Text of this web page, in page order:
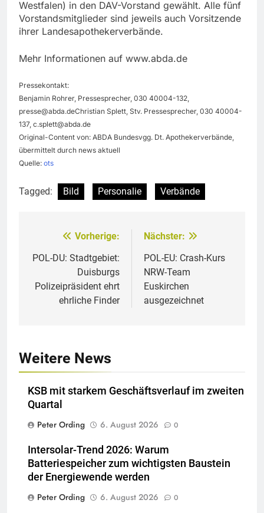
Westfalen) in den DAV-Vorstand gewählt. Alle fünf
Vorstandsmitglieder sind jeweils auch Vorsitzende
ihrer Landesapothekerverbände.
Mehr Informationen auf www.abda.de
Pressekontakt:
Benjamin Rohrer, Pressesprecher, 030 40004-132,
presse@abda.deChristian Splett, Stv. Pressesprecher, 030 40004-
137, c.splett@abda.de
Original-Content von: ABDA Bundesvgg. Dt. Apothekerverbände,
übermittelt durch news aktuell
Quelle: ots
Tagged: Bild Personalie Verbände
Beitragsnavigation
Vorherige:
POL-DU: Stadtgebiet:
Duisburgs
Polizeipräsident ehrt
ehrliche Finder
Nächster:
POL-EU: Crash-Kurs
NRW-Team
Euskirchen
ausgezeichnet
Weitere News
KSB mit starkem Geschäftsverlauf im zweiten
Quartal
Peter Ording
6. August 2026 0
Intersolar-Trend 2026: Warum
Batteriespeicher zum wichtigsten Baustein
der Energiewende werden
Peter Ording
6. August 2026 0